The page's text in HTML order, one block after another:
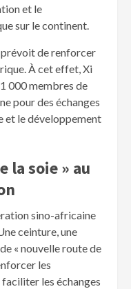
et le
sur le continent.
prévoit de renforcer
À cet effet, Xi
000 membres de
pour des échanges
et le développement
la soie » au
sino-africaine
ceinture, une
« nouvelle route de
les
les échanges